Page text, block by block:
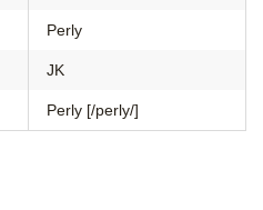
Perly
JK
Perly [/perly/]